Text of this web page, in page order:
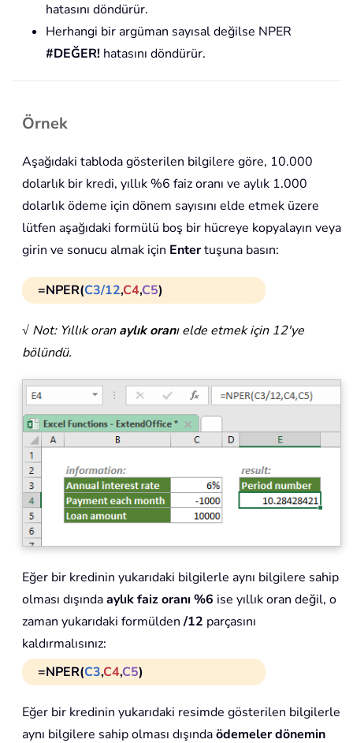
hatasını döndürür.
Herhangi bir argüman sayısal değilse NPER
#DEĞER! hatasını döndürür.
Örnek
Aşağıdaki tabloda gösterilen bilgilere göre, 10.000
dolarlık bir kredi, yıllık %6 faiz oranı ve aylık 1.000
dolarlık ödeme için dönem sayısını elde etmek üzere
lütfen aşağıdaki formülü boş bir hücreye kopyalayın veya
girin ve sonucu almak için Entertuşuna basın:
=NPER(C3/12,C4,C5)
√ Not: Yıllık oranaylık oranı elde etmek için 12'ye
bölündü.
Eğer bir kredinin yukarıdaki bilgilerle aynı bilgilere sahip
olması dışındaaylık faiz oranı %6 ise yıllık oran değil, o
zaman yukarıdaki formülden/12 parçasını
kaldırmalısınız:
=NPER(C3,C4,C5)
Eğer bir kredinin yukarıdaki resimde gösterilen bilgilerle
aynı bilgilere sahip olması dışındaödemeler dönemin